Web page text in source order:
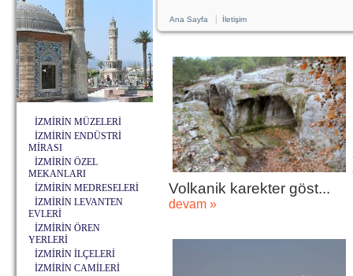
İZMİRİN MÜZELERİ
İZMİRİN ENDÜSTRİ
MİRASI
İZMİRİN ÖZEL
MEKANLARI
İZMİRİN MEDRESELERİ
İZMİRİN LEVANTEN
EVLERİ
İZMİRİN ÖREN
YERLERİ
İZMİRİN İLÇELERİ
İZMİRİN CAMİLERİ
Ana Sayfa| İletişim
Volkanik karekter göst...
devam »